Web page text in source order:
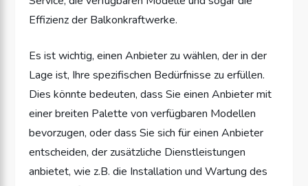
Effizienz der Balkonkraftwerke.
Es ist wichtig, einen Anbieter zu wählen, der in der
Lage ist, Ihre spezifischen Bedürfnisse zu erfüllen.
Dies könnte bedeuten, dass Sie einen Anbieter mit
einer breiten Palette von verfügbaren Modellen
bevorzugen, oder dass Sie sich für einen Anbieter
entscheiden, der zusätzliche Dienstleistungen
anbietet, wie z.B. die Installation und Wartung des